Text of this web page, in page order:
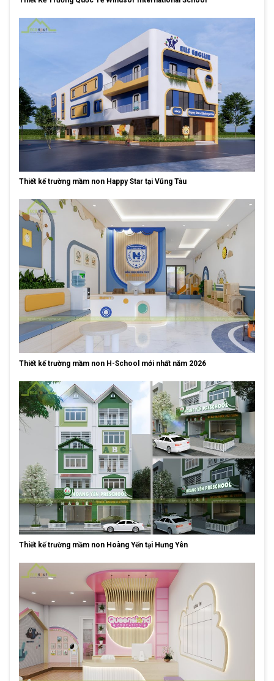
Thiết kế trường mầm non Happy Star tại Vũng Tàu
Thiết kế trường mầm non H-School mới nhất năm 2026
Thiết kế trường mầm non Hoàng Yến tại Hưng Yên